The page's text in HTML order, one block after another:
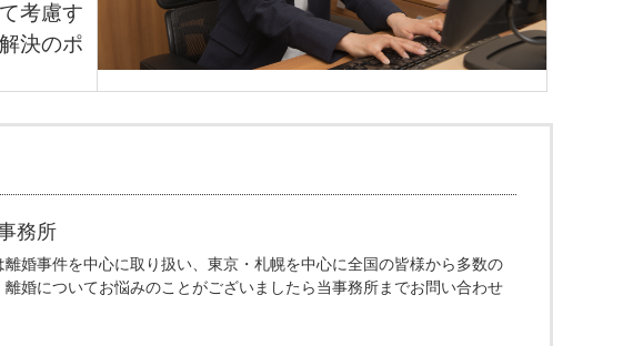
考慮す
決のポ
務所
婚事件を中心に取り扱い、東京・札幌を中心に全国の皆様から多数の
婚についてお悩みのことがございましたら当事務所までお問い合わせ